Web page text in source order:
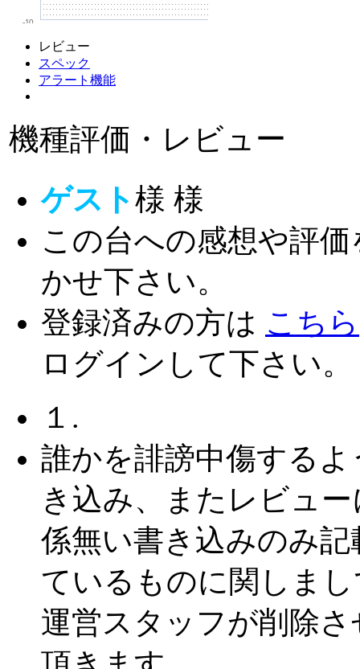
-10
レビュー
スペック
アラート機能
機種評価・レビュー
ゲスト様 様
この台への感想や評価
かせ下さい。
登録済みの方は こちら
ログインして下さい。
１.
誰かを誹謗中傷するよ
き込み、またレビュー
係無い書き込みのみ記
ているものに関しま
運営スタッフが削除さ